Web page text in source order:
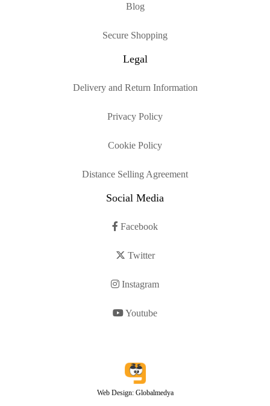
Blog
Secure Shopping
Legal
Delivery and Return Information
Privacy Policy
Cookie Policy
Distance Selling Agreement
Social Media
Facebook
Twitter
Instagram
Youtube
Web Design: Globalmedya